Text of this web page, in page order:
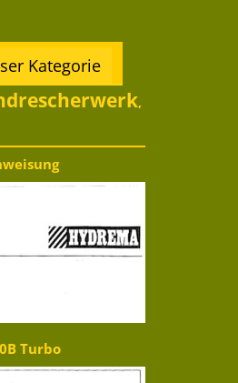
Kategorie
,
Turbo